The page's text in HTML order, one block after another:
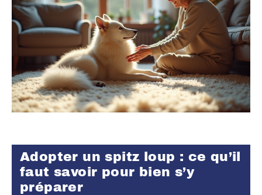
Adopter un spitz loup : ce qu’il
faut savoir pour bien s’y
préparer